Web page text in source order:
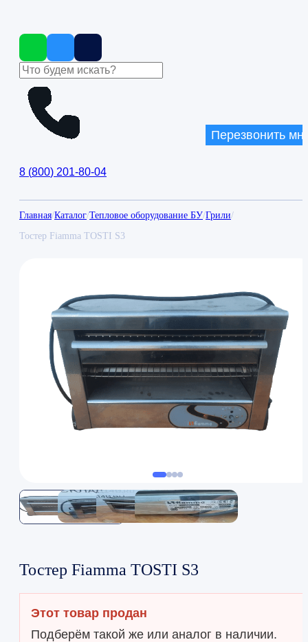
8 (800) 201-80-04
Перезвонить
Главная/Каталог/Тепловое оборудование БУ/Грили/
Тостер Fiamma TOSTI S3
Тостер Fiamma TOSTI S3
Этот товар продан
Подберём такой же или аналог в наличии.